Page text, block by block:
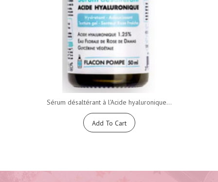
Sérum désaltérant à l'Acide hyaluronique...
Add To Cart